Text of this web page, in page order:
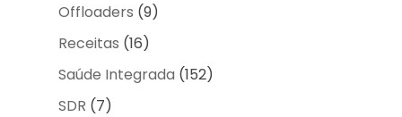
Offloaders (9)
Receitas (16)
Saúde Integrada (152)
SDR (7)